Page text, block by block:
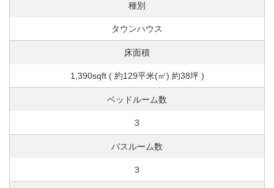
種別
タウンハウス
床面積
1,390sqft ( 約129平米(㎡) 約38坪 )
ベッドルーム数
3
バスルーム数
3